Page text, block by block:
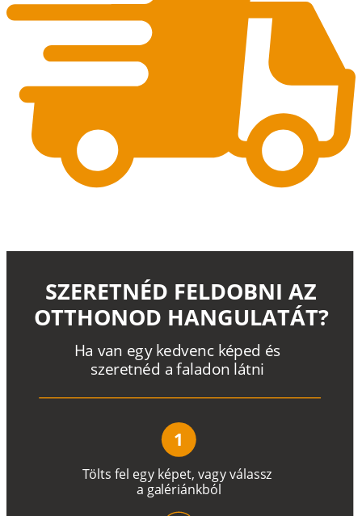
Tölts fel egy képet, vagyválassz
a galériánkból
Ha van egy kedvenc képed és
szeretnéd a faladon látni
SZERETNÉD FELDOBNI AZ
OTTHONOD HANGULATÁT?
1